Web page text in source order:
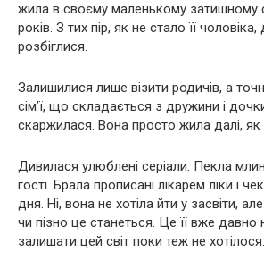
жила в своєму маленькому затишному
років. З тих пір, як не стало її
розбіглися.
Залишилися лише візити родичів, а
сім’ї, що складається з дружини і
скаржилася. Вона просто жила далі, як
Дивилася улюблені серіали. Пекла
гості. Брала прописані лікарем ліки і
дня. Ні, вона не хотіла йти у засвіти,
чи пізно це станеться. Це її вже давно
залишати цей світ поки теж не хотілося.